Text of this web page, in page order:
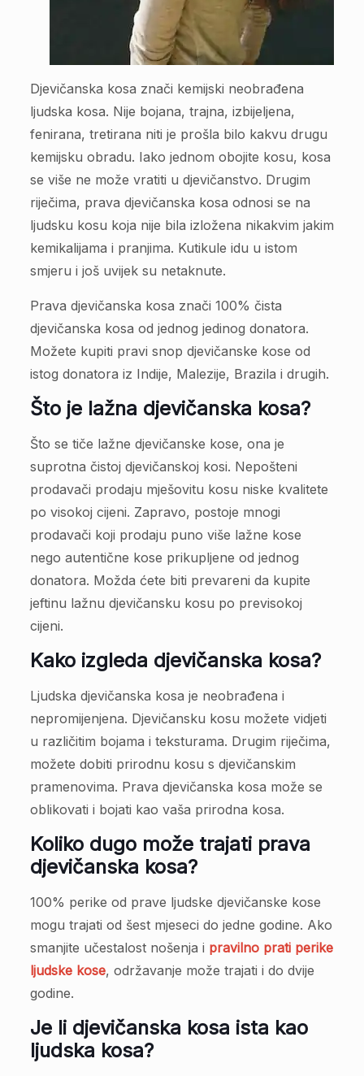
Djevičanska kosa znači kemijski neobrađena
ljudska kosa. Nije bojana, trajna, izbijeljena,
fenirana, tretirana niti je prošla bilo kakvu drugu
kemijsku obradu. Iako jednom obojite kosu, kosa
se više ne može vratiti u djevičanstvo. Drugim
riječima, prava djevičanska kosa odnosi se na
ljudsku kosu koja nije bila izložena nikakvim jakim
kemikalijama i pranjima. Kutikule idu u istom
smjeru i još uvijek su netaknute.
Prava djevičanska kosa znači 100% čista
djevičanska kosa od jednog jedinog donatora.
Možete kupiti pravi snop djevičanske kose od
istog donatora iz Indije, Malezije, Brazila i drugih.
Što je lažna djevičanska kosa?
Što se tiče lažne djevičanske kose, ona je
suprotna čistoj djevičanskoj kosi. Nepošteni
prodavači prodaju mješovitu kosu niske kvalitete
po visokoj cijeni. Zapravo, postoje mnogi
prodavači koji prodaju puno više lažne kose
nego autentične kose prikupljene od jednog
donatora. Možda ćete biti prevareni da kupite
jeftinu lažnu djevičansku kosu po previsokoj
cijeni.
Kako izgleda djevičanska kosa?
Ljudska djevičanska kosa je neobrađena i
nepromijenjena. Djevičansku kosu možete vidjeti
u različitim bojama i teksturama. Drugim riječima,
možete dobiti prirodnu kosu s djevičanskim
pramenovima. Prava djevičanska kosa može se
oblikovati i bojati kao vaša prirodna kosa.
Koliko dugo može trajati prava
djevičanska kosa?
100% perike od prave ljudske djevičanske kose
mogu trajati od šest mjeseci do jedne godine. Ako
smanjite učestalost nošenja i pravilno prati perike
ljudske kose, održavanje može trajati i do dvije
godine.
Je li djevičanska kosa ista kao
ljudska kosa?